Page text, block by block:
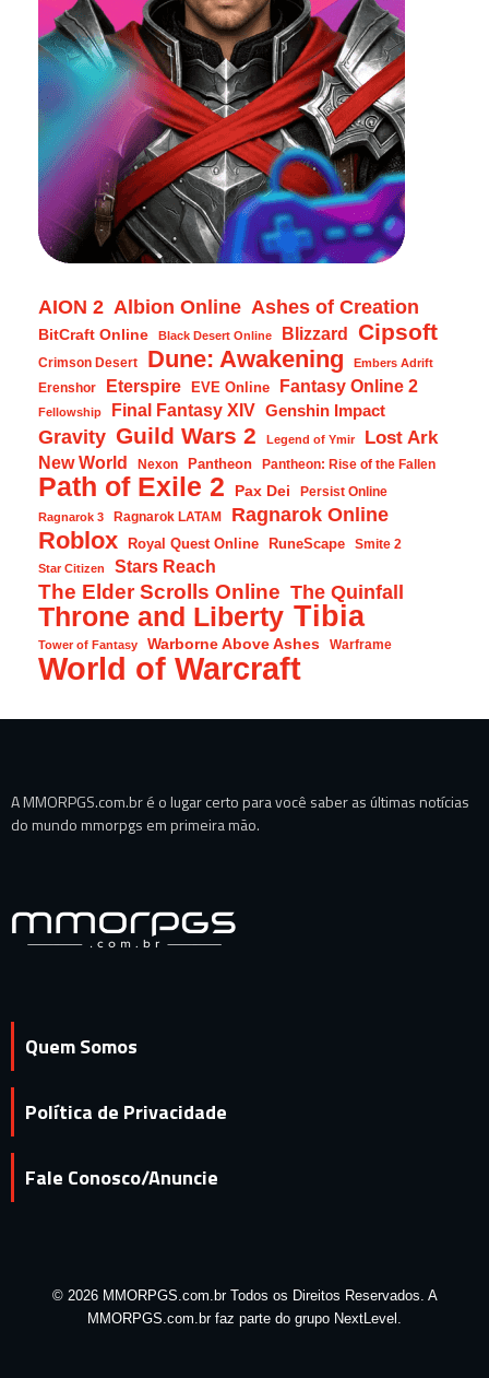
AION 2 Albion Online Ashes of Creation
BitCraft Online Black Desert Online Blizzard Cipsoft
Crimson Desert Dune: Awakening Embers Adrift
Erenshor Eterspire EVE Online Fantasy Online 2
Fellowship Final Fantasy XIV Genshin Impact
Gravity Guild Wars 2 Legend of Ymir Lost Ark
New World Nexon Pantheon Pantheon: Rise of the Fallen
Path of Exile 2 Pax Dei Persist Online
Ragnarok 3 Ragnarok LATAM Ragnarok Online
Roblox Royal Quest Online RuneScape Smite 2
Star Citizen Stars Reach
The Elder Scrolls Online The Quinfall
Throne and Liberty Tibia
Tower of Fantasy Warborne Above Ashes Warframe
World of Warcraft
A MMORPGS.com.br é o lugar certo para você saber as últimas notícias
do mundo mmorpgs em primeira mão.
Quem Somos
Política de Privacidade
Fale Conosco/Anuncie
© 2026 MMORPGS.com.br Todos os Direitos Reservados. A
MMORPGS.com.br faz parte do grupo NextLevel.